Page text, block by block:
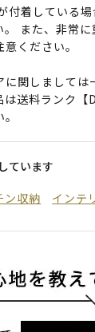
付着している
。 また、非常
ください。
関しましては
は送料ランク【
ています
ン収納 インテ